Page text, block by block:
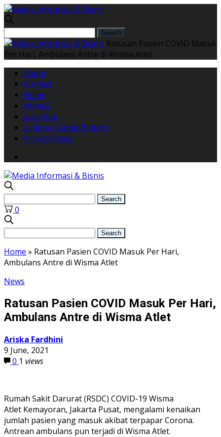
Ratusan Pasien COVID Masuk
Per Hari, Ambulans Antre di Wisma Atlet
About
Contact
Home
Home2
Jasa Web
Linktree Kabar Bintaro
Privacy Policy
0
Home » Ratusan Pasien COVID Masuk Per Hari,
Ambulans Antre di Wisma Atlet
News
Ratusan Pasien COVID Masuk Per Hari,
Ambulans Antre di Wisma Atlet
Ariska Fardhini
9 June, 2021
0 1 views
Rumah Sakit Darurat (RSDC) COVID-19 Wisma
Atlet Kemayoran, Jakarta Pusat, mengalami kenaikan
jumlah pasien yang masuk akibat terpapar Corona.
Antrean ambulans pun terjadi di Wisma Atlet.